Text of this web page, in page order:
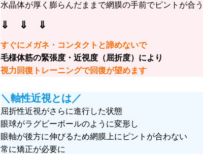
水晶体が厚く膨らんだままで網膜の手前でピントが合う
⇓ ⇓ ⇓
すぐにメガネ・コンタクトと諦めないで
毛様体筋の緊張度・近視度（屈折度）により
視力回復トレーニングで回復が望めます
＼軸性近視とは／
屈折性近視がさらに進行した状態
眼球がラグビーボールのように変形し
眼軸が後方に伸びるため網膜上にピントが合わない
常に矯正が必要に